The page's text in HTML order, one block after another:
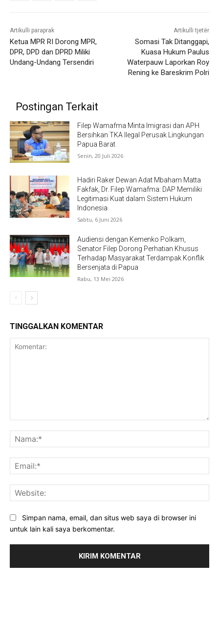
Artikulli paraprak
Ketua MPR RI Dorong MPR,
DPR, DPD dan DPRD Miliki
Undang-Undang Tersendiri
Artikulli tjetër
Somasi Tak Ditanggapi,
Kuasa Hukum Paulus
Waterpauw Laporkan Roy
Rening ke Bareskrim Polri
Postingan Terkait
Filep Wamafma Minta Imigrasi dan APH
Bersihkan TKA Ilegal Perusak Lingkungan
Papua Barat
Senin, 20 Juli 2026
Hadiri Raker Dewan Adat Mbaham Matta
Fakfak, Dr. Filep Wamafma: DAP Memiliki
Legitimasi Kuat dalam Sistem Hukum
Indonesia
Sabtu, 6 Juni 2026
Audiensi dengan Kemenko Polkam,
Senator Filep Dorong Perhatian Khusus
Terhadap Masyarakat Terdampak Konflik
Bersenjata di Papua
Rabu, 13 Mei 2026
TINGGALKAN KOMENTAR
Simpan nama, email, dan situs web saya di browser ini
untuk lain kali saya berkomentar.